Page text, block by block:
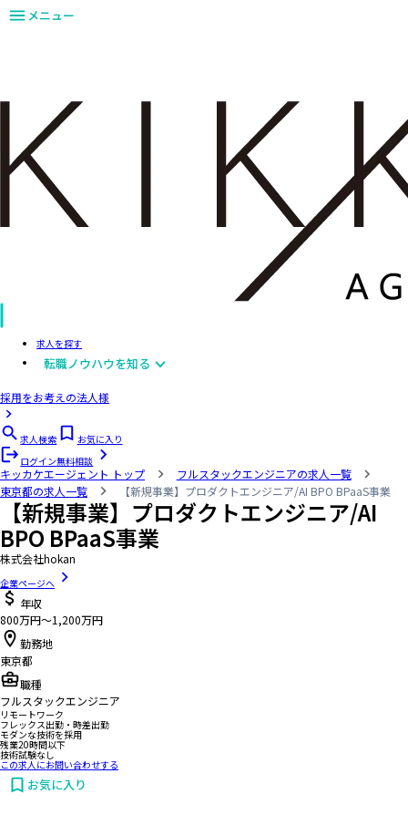
メニュー
求人を探す
転職ノウハウを知る
採用をお考えの法人様
求人検索
お気に入り
ログイン無料相談
キッカケエージェント トップ
フルスタックエンジニアの求人一覧
東京都の求人一覧
【新規事業】プロダクトエンジニア/AI BPO BPaaS事業
【新規事業】プロダクトエンジニア/AI
BPO BPaaS事業
株式会社hokan
企業ページへ
年収
800万円〜1,200万円
勤務地
東京都
職種
フルスタックエンジニア
リモートワーク
フレックス出勤・時差出勤
モダンな技術を採用
残業20時間以下
技術試験なし
この求人にお問い合わせする
お気に入り